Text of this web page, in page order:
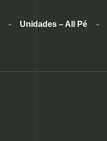
Unidades – All Pé